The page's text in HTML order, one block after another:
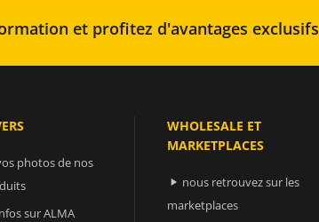
et profitez d'avantages exclusifs
photos de nos
sur ALMA
WHOLESALE ET
MARKETPLACES
 nous retrouvez sur les
marketplaces